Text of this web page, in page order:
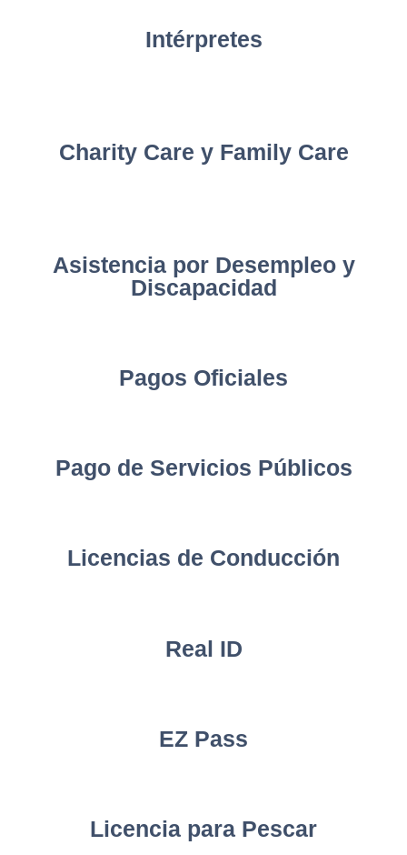
Intérpretes
Charity Care y Family Care
Asistencia por Desempleo y
Discapacidad
Pagos Oficiales
Pago de Servicios Públicos
Licencias de Conducción
Real ID
EZ Pass
Licencia para Pescar